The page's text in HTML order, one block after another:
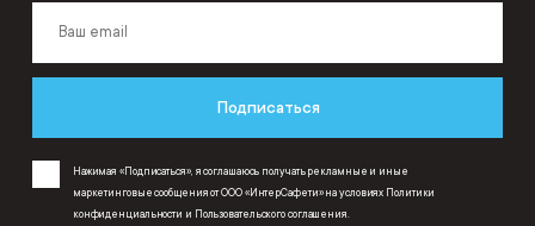
Подписаться
Нажимая «Подписаться», я соглашаюсь получать рекламные и иные
маркетинговые сообщения от ООО «ИнтерСафети» на условиях Политики
конфиденциальности и Пользовательского соглашения.